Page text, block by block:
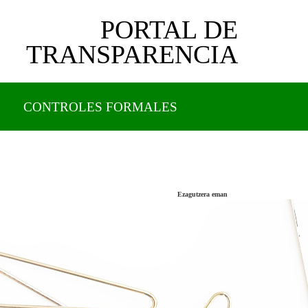
PORTAL DE
TRANSPARENCIA
CONTROLES FORMALES
Ezagutzera eman